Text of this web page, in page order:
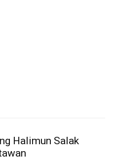
Halimun Salak